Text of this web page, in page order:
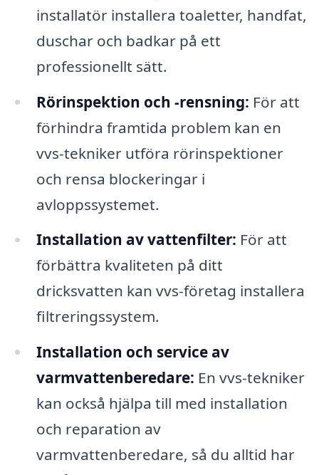
installatör installera toaletter, handfat,
duschar och badkar på ett
professionellt sätt.
Rörinspektion och -rensning: För att
förhindra framtida problem kan en
vvs-tekniker utföra rörinspektioner
och rensa blockeringar i
avloppssystemet.
Installation av vattenfilter: För att
förbättra kvaliteten på ditt
dricksvatten kan vvs-företag installera
filtreringssystem.
Installation och service av
varmvattenberedare: En vvs-tekniker
kan också hjälpa till med installation
och reparation av
varmvattenberedare, så du alltid har